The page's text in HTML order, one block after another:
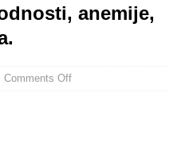
anemije,
Comments Off